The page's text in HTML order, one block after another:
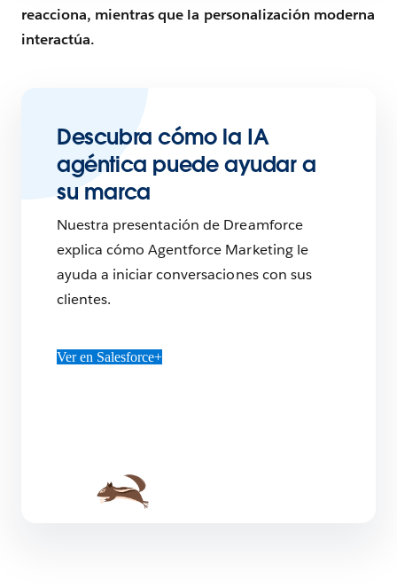
reacciona, mientras que la personalización moderna
interactúa.
Descubra cómo la IA
agéntica puede ayudar a
su marca
Nuestra presentación de Dreamforce
explica cómo Agentforce Marketing le
ayuda a iniciar conversaciones con sus
clientes.
Ver en Salesforce+